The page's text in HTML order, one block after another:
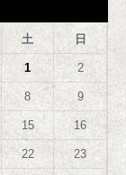
土 日
1 2
8 9
15 16
22 23